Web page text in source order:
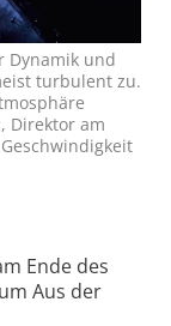
Dynamik und
turbulent zu.
Direktor am
Ende des
Aus der